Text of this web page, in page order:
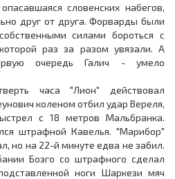
словенских набегов,
друг от друга. Форварды были
силами бороться с
раз за разом увязали. А
очередь Галич - умело
часа "Лион" действовал
коленом отбил удар Вереля,
с 18 метров Мальбранка.
штрафной Кавелья. "Марибор"
но на 22-й минуте едва не забил.
Бозго со штрафного сделал
ноги Шаркези мяч